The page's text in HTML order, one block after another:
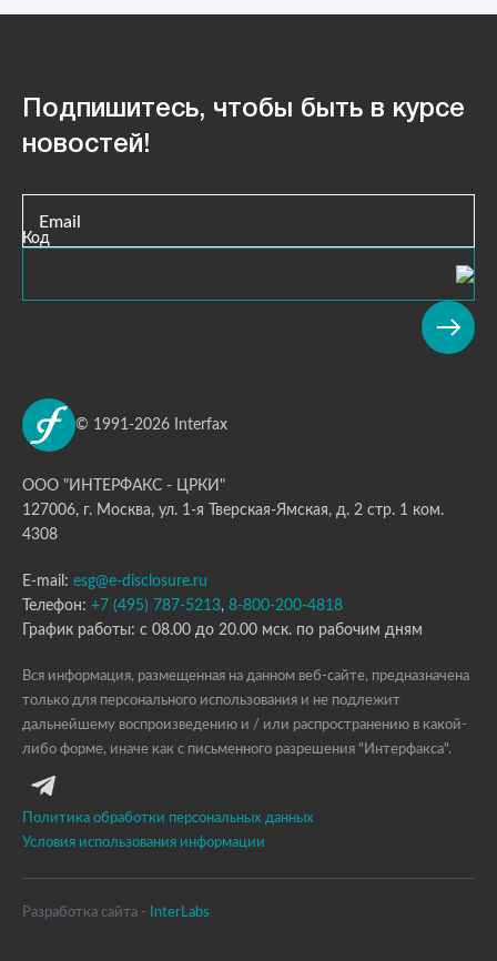
Подпишитесь, чтобы быть в курсе
новостей!
Email
Код
© 1991-2026 Interfax
ООО "ИНТЕРФАКС - ЦРКИ"
127006, г. Москва, ул. 1-я Тверская-Ямская, д. 2 стр. 1 ком.
4308
E-mail: esg@e-disclosure.ru
Телефон: +7 (495) 787-5213, 8-800-200-4818
График работы: с 08.00 до 20.00 мск. по рабочим дням
Вся информация, размещенная на данном веб-сайте, предназначена
только для персонального использования и не подлежит
дальнейшему воспроизведению и / или распространению в какой-
либо форме, иначе как с письменного разрешения "Интерфакса".
Политика обработки персональных данных
Условия использования информации
Разработка сайта - InterLabs